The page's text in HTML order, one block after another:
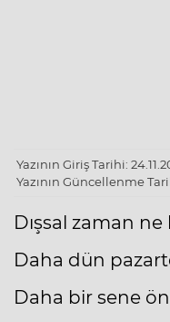
Yazının Giriş Tarihi:
Yazının Güncellenme
Dışsal zaman
Daha dün
Daha bir sene